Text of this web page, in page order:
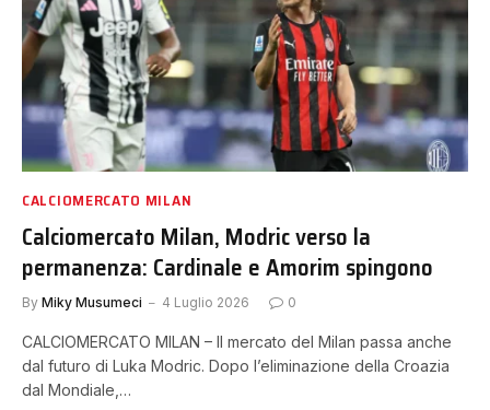
CALCIOMERCATO MILAN
Calciomercato Milan, Modric verso la
permanenza: Cardinale e Amorim spingono
By Miky Musumeci 4 Luglio 2026 0
CALCIOMERCATO MILAN – Il mercato del Milan passa anche
dal futuro di Luka Modric. Dopo l’eliminazione della Croazia
dal Mondiale,…